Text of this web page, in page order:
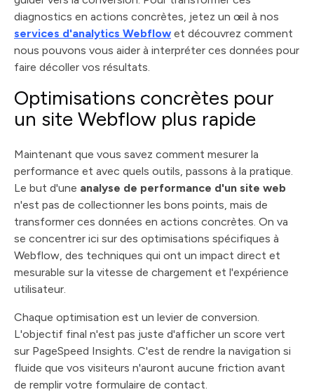
diagnostics en actions concrètes, jetez un œil à nos
services d'analytics Webflow et découvrez comment
nous pouvons vous aider à interpréter ces données pour
faire décoller vos résultats.
Optimisations concrètes pour
un site Webflow plus rapide
Maintenant que vous savez comment mesurer la
performance et avec quels outils, passons à la pratique.
Le but d'une analyse de performance d'un site web
n'est pas de collectionner les bons points, mais de
transformer ces données en actions concrètes. On va
se concentrer ici sur des optimisations spécifiques à
Webflow, des techniques qui ont un impact direct et
mesurable sur la vitesse de chargement et l'expérience
utilisateur.
Chaque optimisation est un levier de conversion.
L'objectif final n'est pas juste d'afficher un score vert
sur PageSpeed Insights. C'est de rendre la navigation si
fluide que vos visiteurs n'auront aucune friction avant
de remplir votre formulaire de contact.